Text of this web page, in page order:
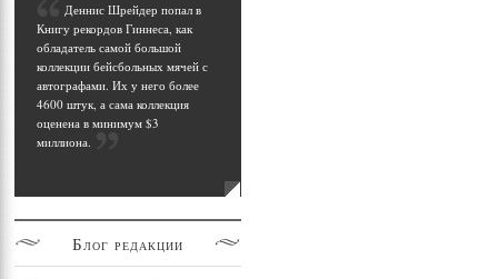
Деннис Шрейдер попал в
Книгу рекордов Гиннеса, как
обладатель самой большой
коллекции бейсбольных мячей с
автографами. Их у него более
4600 штук, а сама коллекция
оценена в минимум $3
миллиона.
Блог редакции